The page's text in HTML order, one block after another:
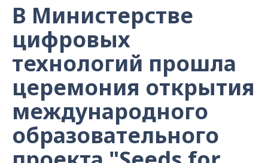
В Министерстве
цифровых
технологий прошла
церемония открытия
международного
образовательного